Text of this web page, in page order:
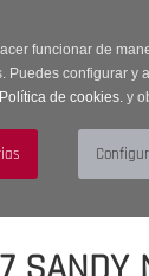
funcionar de
configurar y
Política de cookies. y